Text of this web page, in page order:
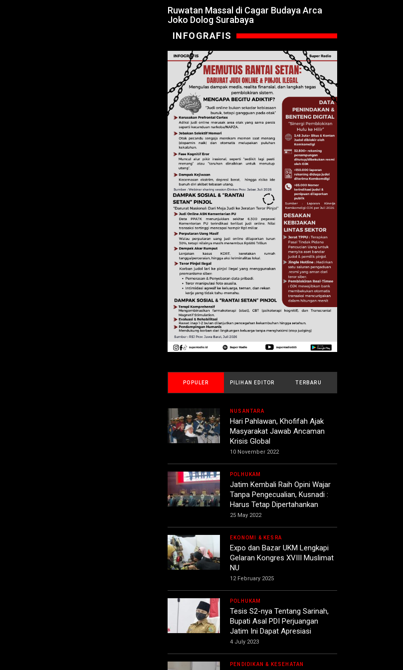
Ruwatan Massal di Cagar Budaya Arca
Joko Dolog Surabaya
INFOGRAFIS
POPULER PILIHAN EDITOR TERBARU
NUSANTARA
Hari Pahlawan, Khofifah Ajak
Masyarakat Jawab Ancaman
Krisis Global
10 November 2022
POLHUKAM
Jatim Kembali Raih Opini Wajar
Tanpa Pengecualian, Kusnadi :
Harus Tetap Dipertahankan
25 May 2022
EKONOMI & KESRA
Expo dan Bazar UKM Lengkapi
Gelaran Kongres XVIII Muslimat
NU
12 February 2025
POLHUKAM
Tesis S2-nya Tentang Sarinah,
Bupati Asal PDI Perjuangan
Jatim Ini Dapat Apresiasi
4 July 2023
PENDIDIKAN & KESEHATAN